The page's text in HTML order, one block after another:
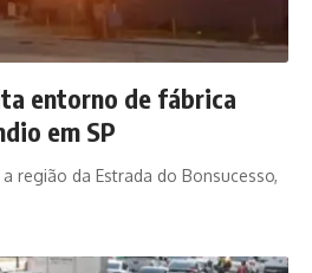
entorno de fábrica
em SP
região da Estrada do Bonsucesso,